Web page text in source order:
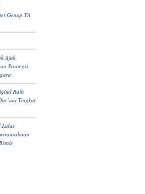
Genap TA
Ajak
Strategis
Raih
Tingkat
Lulus